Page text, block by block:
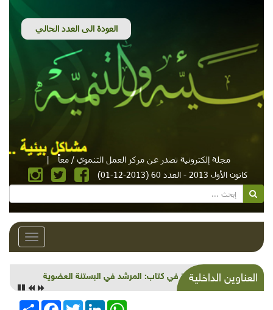
مجلة إلكترونية تصدر عن مركز العمل التنموي / معاً
|
كانون الأول 2013 - العدد 60 (2013-12-01)
Toggle
العناوين الداخليةالطعام التراثي الموسمي: الزعرور
انشر
FacebookTwitterLinkedInWhatsApp